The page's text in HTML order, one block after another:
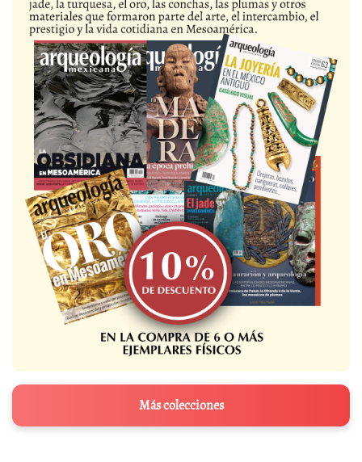
Más colecciones